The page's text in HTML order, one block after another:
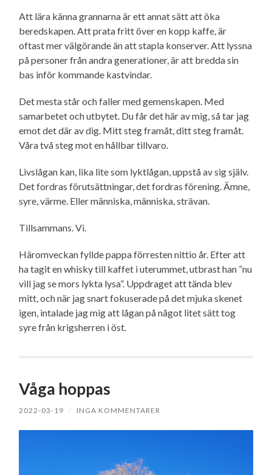
Att lära känna grannarna är ett annat sätt att öka
beredskapen. Att prata fritt över en kopp kaffe, är
oftast mer välgörande än att stapla konserver. Att lyssna
på personer från andra generationer, är att bredda sin
bas inför kommande kastvindar.
Det mesta står och faller med gemenskapen. Med
samarbetet och utbytet. Du får det här av mig, så tar jag
emot det där av dig. Mitt steg framåt, ditt steg framåt.
Våra två steg mot en hållbar tillvaro.
Livslågan kan, lika lite som lyktlågan, uppstå av sig själv.
Det fordras förutsättningar, det fordras förening. Ämne,
syre, värme. Eller människa, människa, strävan.
Tillsammans. Vi.
Häromveckan fyllde pappa förresten nittio år. Efter att
ha tagit en whisky till kaffet i uterummet, utbrast han ”nu
vill jag se mors lykta lysa”. Uppdraget att tända blev
mitt, och när jag snart fokuserade på det mjuka skenet
igen, intalade jag mig att lågan på något litet sätt tog
syre från krigsherren i öst.
Våga hoppas
2022-03-19 / INGA KOMMENTARER